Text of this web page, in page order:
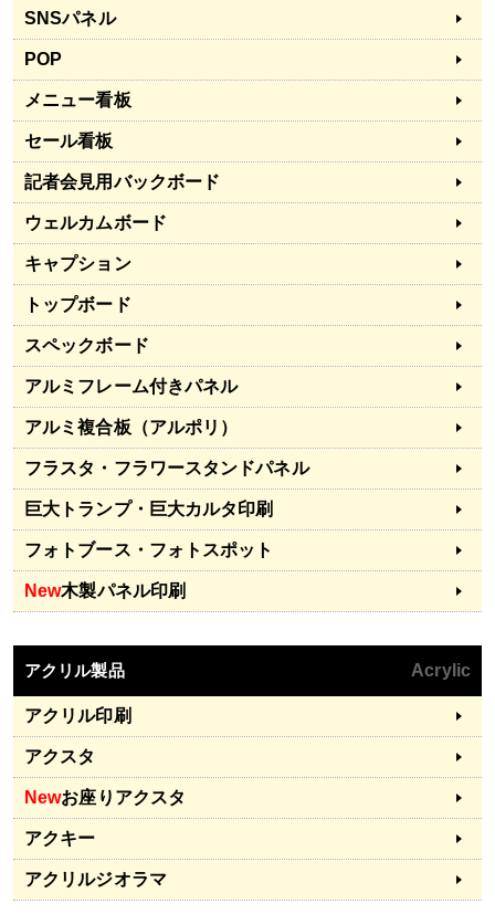
SNSパネル
POP
メニュー看板
セール看板
記者会見用バックボード
ウェルカムボード
キャプション
トップボード
スペックボード
アルミフレーム付きパネル
アルミ複合板（アルポリ）
フラスタ・フラワースタンドパネル
巨大トランプ・巨大カルタ印刷
フォトブース・フォトスポット
New木製パネル印刷
アクリル製品 Acrylic
アクリル印刷
アクスタ
Newお座りアクスタ
アクキー
アクリルジオラマ